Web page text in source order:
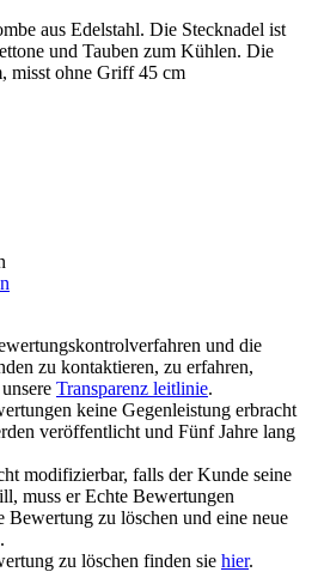
aus Edelstahl. Die Stecknadel ist
und Tauben zum Kühlen. Die
misst ohne Griff 45 cm
und die
zu kontaktieren, zu erfahren,
Transparenz leitlinie.
keine Gegenleistung erbracht
veröffentlicht und Fünf Jahre lang
modifizierbar, falls der Kunde seine
muss er Echte Bewertungen
Bewertung zu löschen und eine neue
zu löschen finden sie hier.